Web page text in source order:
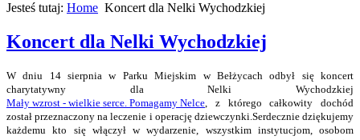
Jesteś tutaj: Home Koncert dla Nelki Wychodzkiej
Koncert dla Nelki Wychodzkiej
W dniu 14 sierpnia w Parku Miejskim w Bełżycach odbył się koncert
charytatywny dla Nelki Wychodzkiej
Mały wzrost - wielkie serce. Pomagamy Nelce , z którego całkowity dochód
został przeznaczony na leczenie i operację dziewczynki. Serdecznie dziękujemy
każdemu kto się włączył w wydarzenie, wszystkim instytucjom, osobom